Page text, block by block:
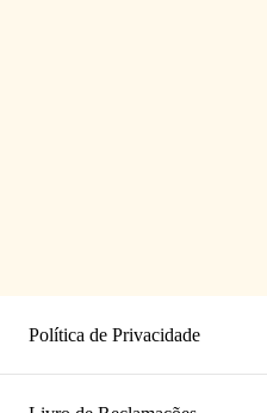
Política de Privacidade